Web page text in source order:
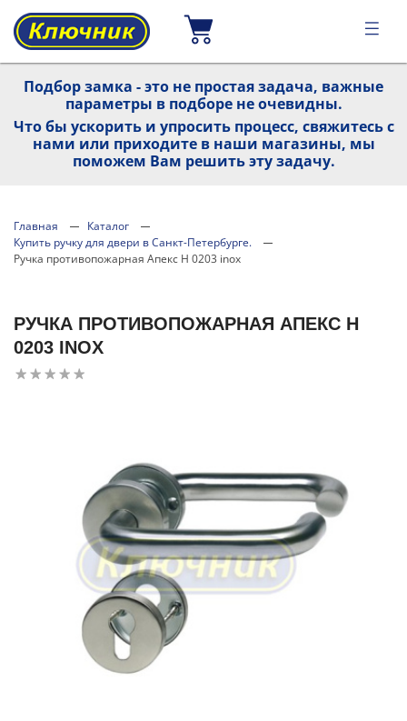
Подбор замка - это не простая задача, важные
параметры в подборе не очевидны.
Что бы ускорить и упросить процесс, свяжитесь с
нами или приходите в наши магазины, мы
поможем Вам решить эту задачу.
Главная
Каталог
Купить ручку для двери в Санкт-Петербурге.
Ручка противопожарная Апекс H 0203 inox
РУЧКА ПРОТИВОПОЖАРНАЯ АПЕКС H
0203 INOX